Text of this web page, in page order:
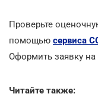
Проверьте
помощью сервиса
Оформить заявку
Читайте также: